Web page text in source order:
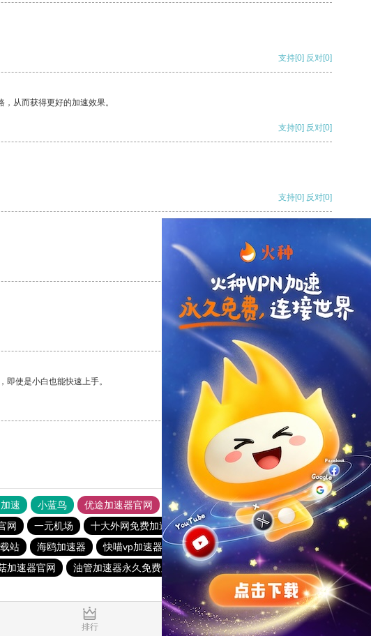
支持[0] 反对[0]
从而获得更好的加速效果。
支持[0] 反对[0]
支持[0] 反对[0]
反对
使是小白也能快速上手。
反对[0]
速 小蓝鸟 优途加速器官网 风驰加速器 旋风加速器
八戒看书
网 一元机场 十大外网免费加速神器 猎豹vp加速器官网
vqn加速
站 海鸥加速器 快喵vp加速器
黑洞nvp加速器
加速器官网 油管加速器永久免费版 hammer vpn
ios加速器
排行 推荐